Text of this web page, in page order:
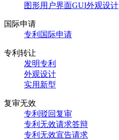
图形用户界面GUI外观设计
国际申请
专利国际申请
专利转让
发明专利
外观设计
实用新型
复审无效
专利驳回复审
专利无效请求答辩
专利无效宣告请求